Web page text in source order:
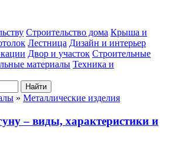
Строительство дома Крыша и
Лестница Дизайн и интерьер
Двор и участок Строительные
материалы Техника и
Найти
» Металлические изделия
– виды, характеристики и